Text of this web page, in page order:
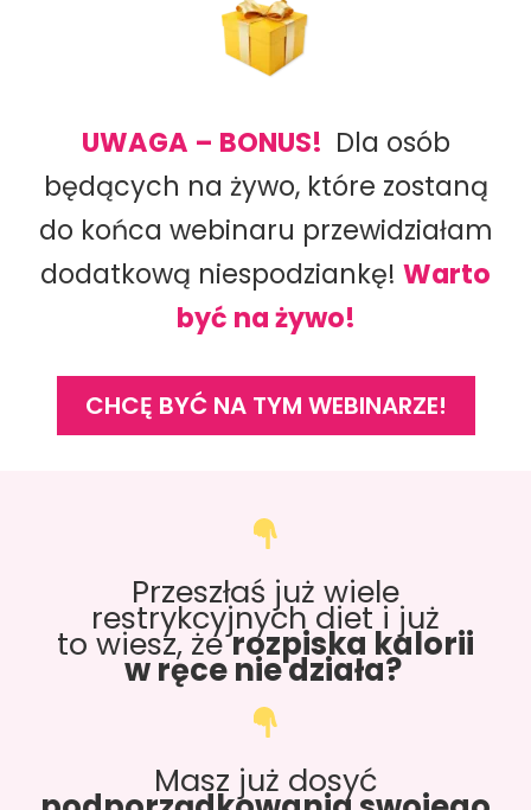
UWAGA – BONUS! Dla osób
będących na żywo, które zostaną
do końca webinaru przewidziałam
dodatkową niespodziankę! Warto
być na żywo!
CHCĘ BYĆ NA TYM WEBINARZE!
Przeszłaś już wiele
restrykcyjnych diet i już
to wiesz, żerozpiska kalorii
w ręce nie działa?
Masz już dosyć